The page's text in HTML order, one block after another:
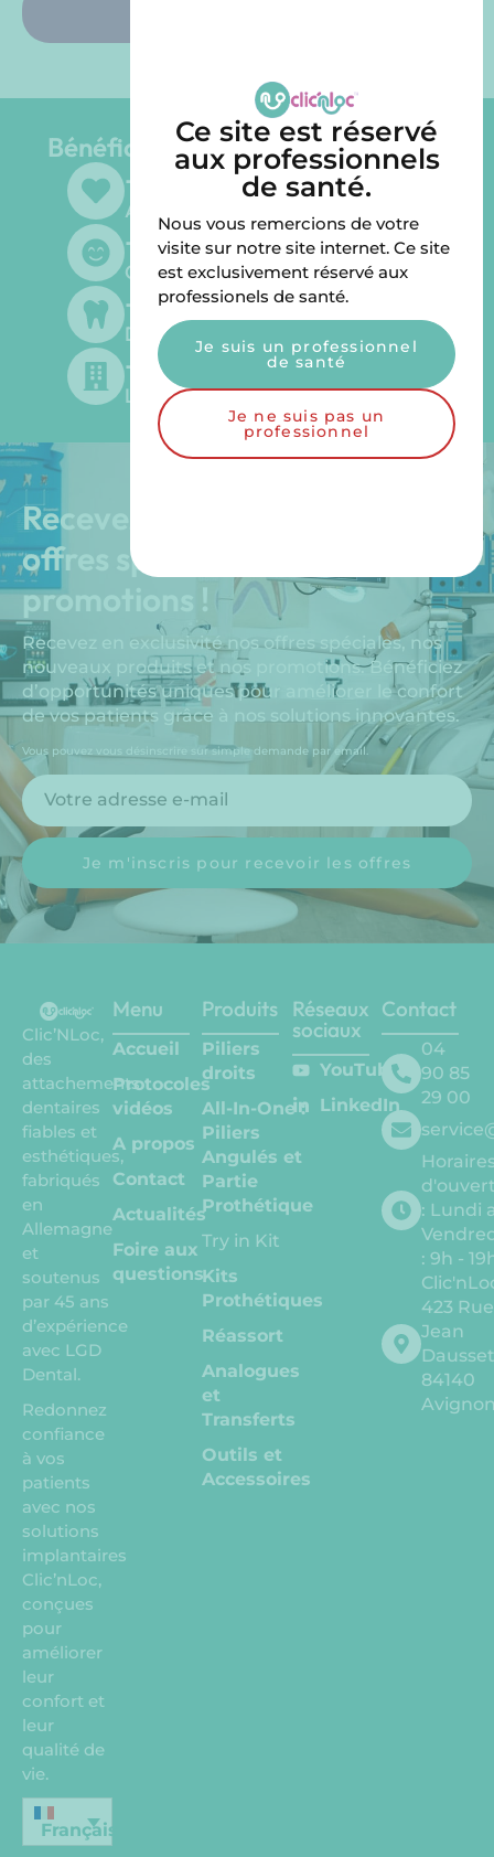
Bénéficiez du Groupe LGD Dental
+ 45
Ans d'expériences
+ 500
Clients satisfaits
+ 300
Dentistes fournis
+ 200
Laboratoires fournis
Recevez en exclusivité nos
offres spéciales et nos
promotions !
Recevez en exclusivité nos offres spéciales, nos
nouveaux produits et nos promotions. Bénéficiez
d’opportunités uniques pour améliorer le confort
de vos patients grâce à nos solutions innovantes.
Vous pouvez vous désinscrire sur simple demande par email.
Je m'inscris pour recevoir les offres
Clic’NLoc,
des
attachements
dentaires
fiables et
esthétiques,
fabriqués
en
Allemagne
et
soutenus
par 45 ans
d’expérience
avec LGD
Dental.
Redonnez
confiance
à vos
patients
avec nos
solutions
implantaires
Clic’nLoc,
conçues
pour
améliorer
leur
confort et
leur
qualité de
vie.
Français
Menu
Accueil
Protocoles
vidéos
A propos
Contact
Actualités
Foire aux
questions
Produits
Piliers
droits
All-In-One :
Piliers
Angulés et
Partie
Prothétique
Try in Kit
Kits
Prothétiques
Réassort
Analogues
et
Transferts
Outils et
Accessoires
Réseaux
sociaux
YouTube
LinkedIn
Contact
04
90 85
29 00
: Lundi
: 9h -
423 Rue
Jean
84140
Ce site est réservé
aux professionnels
de santé.
Nous vous remercions de votre
visite sur notre site internet. Ce site
est exclusivement réservé aux
professionels de santé.
Je suis un professionnel
de santé
Je ne suis pas un
professionnel